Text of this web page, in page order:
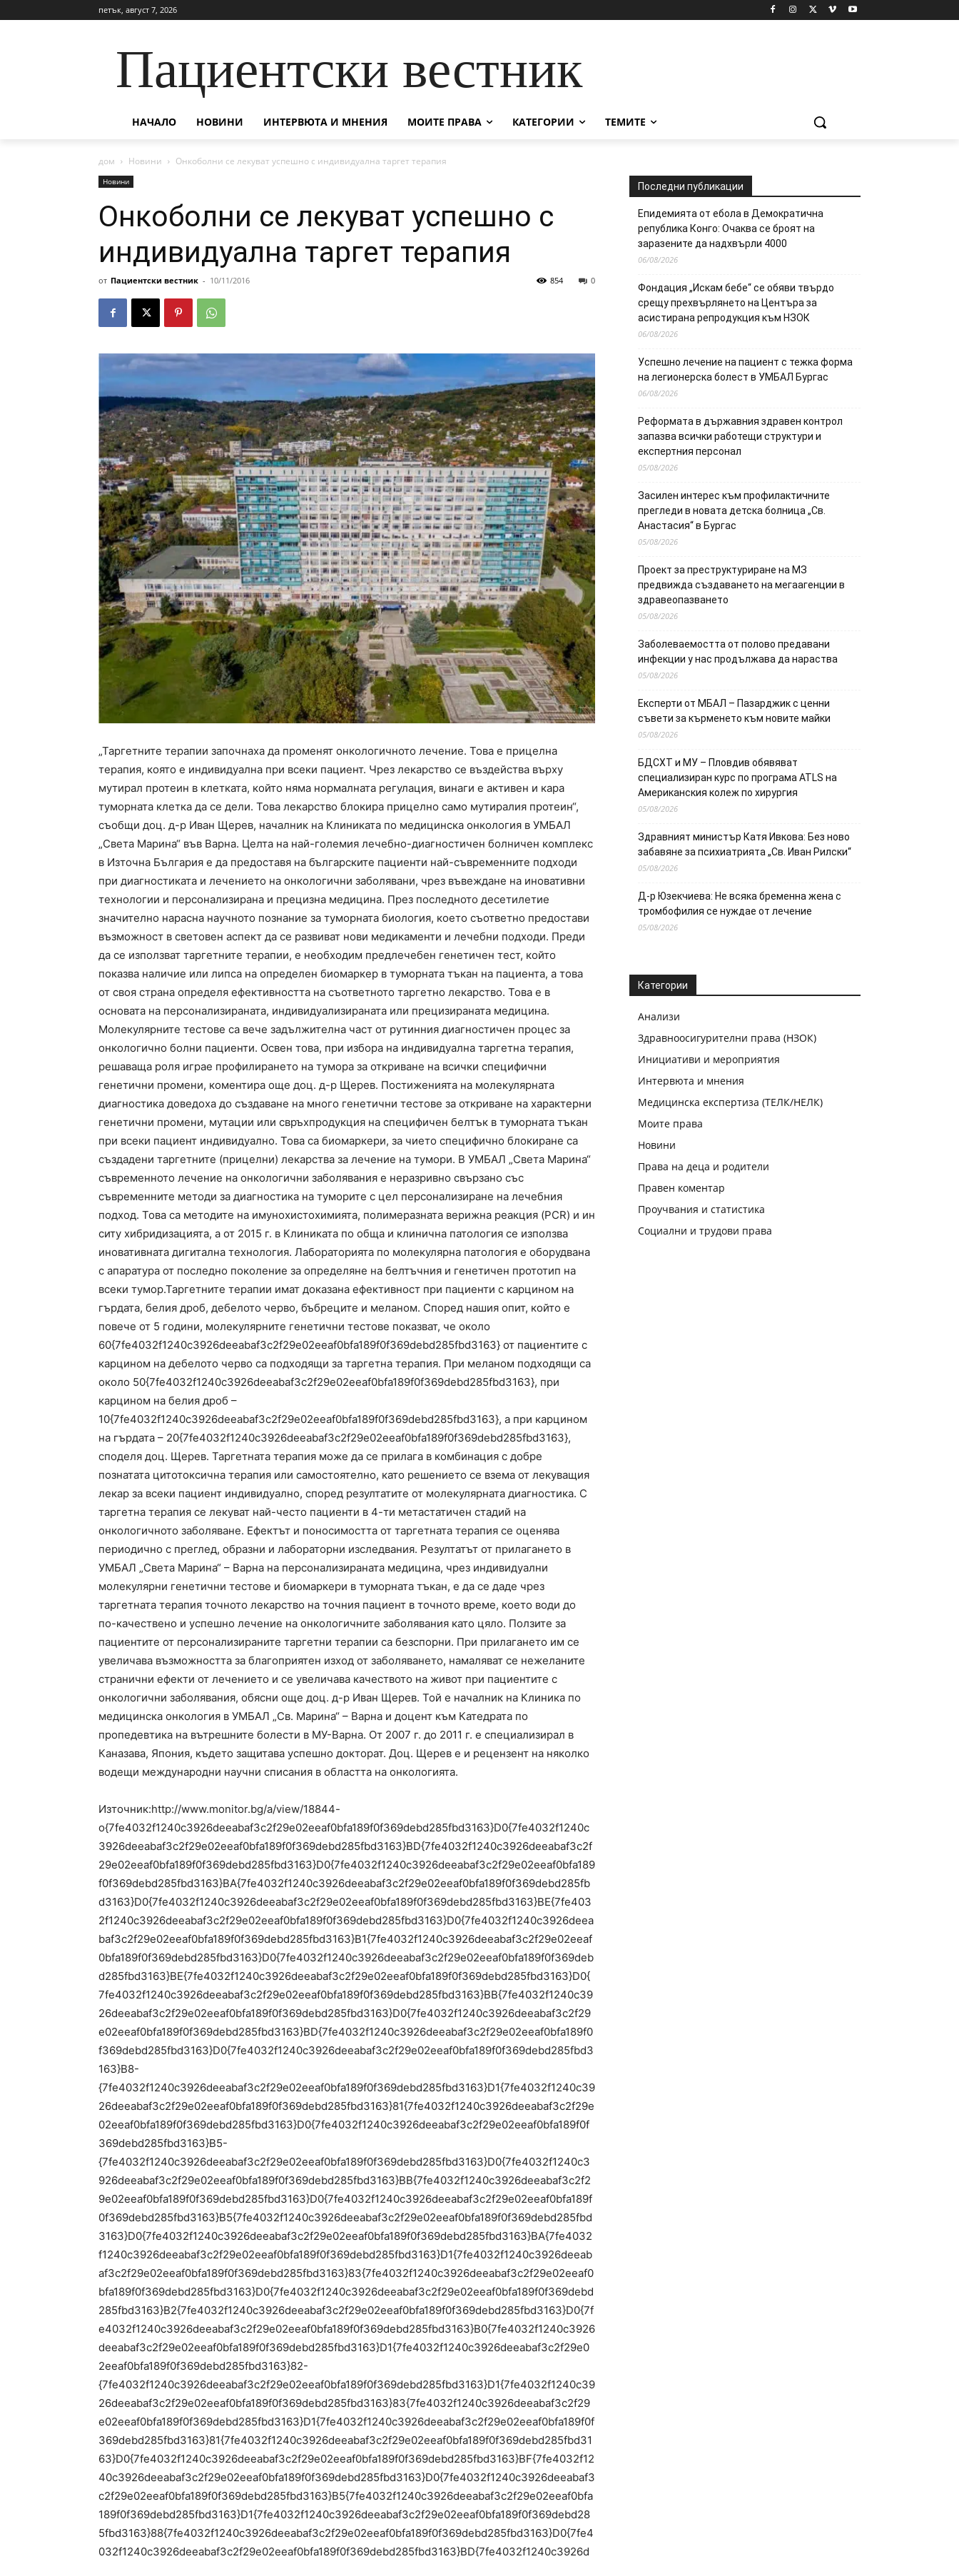
петък, август 7, 2026
Пациентски вестник
НАЧАЛО НОВИНИ ИНТЕРВЮТА И МНЕНИЯ МОИТЕ ПРАВА КАТЕГОРИИ ТЕМИТЕ
дом Новини Oнкоболни се лекуват успешно с индивидуална таргет терапия
Новини
Oнкоболни се лекуват успешно с
индивидуална таргет терапия
от Пациентски вестник - 10/11/2016 0
854
„Таргетните терапии започнаха да променят онкологичното лечение. Това е прицелна
терапия, която е индивидуална при всеки пациент. Чрез лекарство се въздейства върху
мутирал протеин в клетката, който няма нормалната регулация, винаги е активен и кара
туморната клетка да се дели. Това лекарство блокира прицелно само мутиралия протеин“,
съобщи доц. д-р Иван Щерев, началник на Клиниката по медицинска онкология в УМБАЛ
„Света Марина“ във Варна. Целта на най-големия лечебно-диагностичен болничен комплекс
в Източна България е да предоставя на българските пациенти най-съвременните подходи
при диагностиката и лечението на онкологични заболявани, чрез въвеждане на иновативни
технологии и персонализирана и прецизна медицина. През последното десетилетие
значително нарасна научното познание за туморната биология, което съответно предостави
възможност в световен аспект да се развиват нови медикаменти и лечебни подходи. Преди
да се използват таргетните терапии, е необходим предлечебен генетичен тест, който
показва наличие или липса на определен биомаркер в туморната тъкан на пациента, а това
от своя страна определя ефективността на съответното таргетно лекарство. Това е в
основата на персонализираната, индивидуализираната или прецизираната медицина.
Молекулярните тестове са вече задължителна част от рутинния диагностичен процес за
онкологично болни пациенти. Освен това, при избора на индивидуална таргетна терапия,
решаваща роля играе профилирането на тумора за откриване на всички специфични
генетични промени, коментира още доц. д-р Щерев. Постиженията на молекулярната
диагностика доведоха до създаване на много генетични тестове за откриване на характерни
генетични промени, мутации или свръхпродукция на специфичен белтък в туморната тъкан
при всеки пациент индивидуално. Това са биомаркери, за чието специфично блокиране са
създадени таргетните (прицелни) лекарства за лечение на тумори. В УМБАЛ „Света Марина“
съвременното лечение на онкологични заболявания е неразривно свързано със
съвременните методи за диагностика на туморите с цел персонализиране на лечебния
подход. Това са методите на имунохистохимията, полимеразната верижна реакция (PCR) и ин
ситу хибридизацията, а от 2015 г. в Клиниката по обща и клинична патология се използва
иновативната дигитална технология. Лабораторията по молекулярна патология е оборудвана
с апаратура от последно поколение за определяне на белтъчния и генетичен прототип на
всеки тумор.Таргетните терапии имат доказана ефективност при пациенти с карцином на
гърдата, белия дроб, дебелото черво, бъбреците и меланом. Според нашия опит, който е
повече от 5 години, молекулярните генетични тестове показват, че около
60{7fe4032f1240c3926deeabaf3c2f29e02eeaf0bfa189f0f369debd285fbd3163} от пациентите с
карцином на дебелото черво са подходящи за таргетна терапия. При меланом подходящи са
около 50{7fe4032f1240c3926deeabaf3c2f29e02eeaf0bfa189f0f369debd285fbd3163}, при
карцином на белия дроб –
10{7fe4032f1240c3926deeabaf3c2f29e02eeaf0bfa189f0f369debd285fbd3163}, а при карцином
на гърдата – 20{7fe4032f1240c3926deeabaf3c2f29e02eeaf0bfa189f0f369debd285fbd3163},
споделя доц. Щерев. Таргетната терапия може да се прилага в комбинация с добре
познатата цитотоксична терапия или самостоятелно, като решението се взема от лекуващия
лекар за всеки пациент индивидуално, според резултатите от молекулярната диагностика. С
таргетна терапия се лекуват най-често пациенти в 4-ти метастатичен стадий на
онкологичното заболяване. Ефектът и поносимостта от таргетната терапия се оценява
периодично с преглед, образни и лабораторни изследвания. Резултатът от прилагането в
УМБАЛ „Света Марина“ – Варна на персонализираната медицина, чрез индивидуални
молекулярни генетични тестове и биомаркери в туморната тъкан, е да се даде чрез
таргетната терапия точното лекарство на точния пациент в точното време, което води до
по-качествено и успешно лечение на онкологичните заболявания като цяло. Ползите за
пациентите от персонализираните таргетни терапии са безспорни. При прилагането им се
увеличава възможността за благоприятен изход от заболяването, намаляват се нежеланите
странични ефекти от лечението и се увеличава качеството на живот при пациентите с
онкологични заболявания, обясни още доц. д-р Иван Щерев. Той е началник на Клиника по
медицинска онкология в УМБАЛ „Св. Марина“ – Варна и доцент към Катедрата по
пропедевтика на вътрешните болести в МУ-Варна. От 2007 г. до 2011 г. е специализирал в
Каназава, Япония, където защитава успешно докторат. Доц. Щерев е и рецензент на няколко
водещи международни научни списания в областта на онкологията.
Източник:http://www.monitor.bg/a/view/18844-
o{7fe4032f1240c3926deeabaf3c2f29e02eeaf0bfa189f0f369debd285fbd3163}D0{7fe4032f1240c
3926deeabaf3c2f29e02eeaf0bfa189f0f369debd285fbd3163}BD{7fe4032f1240c3926deeabaf3c2f
29e02eeaf0bfa189f0f369debd285fbd3163}D0{7fe4032f1240c3926deeabaf3c2f29e02eeaf0bfa189
f0f369debd285fbd3163}BA{7fe4032f1240c3926deeabaf3c2f29e02eeaf0bfa189f0f369debd285fb
d3163}D0{7fe4032f1240c3926deeabaf3c2f29e02eeaf0bfa189f0f369debd285fbd3163}BE{7fe403
2f1240c3926deeabaf3c2f29e02eeaf0bfa189f0f369debd285fbd3163}D0{7fe4032f1240c3926deea
baf3c2f29e02eeaf0bfa189f0f369debd285fbd3163}B1{7fe4032f1240c3926deeabaf3c2f29e02eeaf
0bfa189f0f369debd285fbd3163}D0{7fe4032f1240c3926deeabaf3c2f29e02eeaf0bfa189f0f369deb
d285fbd3163}BE{7fe4032f1240c3926deeabaf3c2f29e02eeaf0bfa189f0f369debd285fbd3163}D0{
7fe4032f1240c3926deeabaf3c2f29e02eeaf0bfa189f0f369debd285fbd3163}BB{7fe4032f1240c39
26deeabaf3c2f29e02eeaf0bfa189f0f369debd285fbd3163}D0{7fe4032f1240c3926deeabaf3c2f29
e02eeaf0bfa189f0f369debd285fbd3163}BD{7fe4032f1240c3926deeabaf3c2f29e02eeaf0bfa189f0
f369debd285fbd3163}D0{7fe4032f1240c3926deeabaf3c2f29e02eeaf0bfa189f0f369debd285fbd3
163}B8-
{7fe4032f1240c3926deeabaf3c2f29e02eeaf0bfa189f0f369debd285fbd3163}D1{7fe4032f1240c39
26deeabaf3c2f29e02eeaf0bfa189f0f369debd285fbd3163}81{7fe4032f1240c3926deeabaf3c2f29e
02eeaf0bfa189f0f369debd285fbd3163}D0{7fe4032f1240c3926deeabaf3c2f29e02eeaf0bfa189f0f
369debd285fbd3163}B5-
{7fe4032f1240c3926deeabaf3c2f29e02eeaf0bfa189f0f369debd285fbd3163}D0{7fe4032f1240c3
926deeabaf3c2f29e02eeaf0bfa189f0f369debd285fbd3163}BB{7fe4032f1240c3926deeabaf3c2f2
9e02eeaf0bfa189f0f369debd285fbd3163}D0{7fe4032f1240c3926deeabaf3c2f29e02eeaf0bfa189f
0f369debd285fbd3163}B5{7fe4032f1240c3926deeabaf3c2f29e02eeaf0bfa189f0f369debd285fbd
3163}D0{7fe4032f1240c3926deeabaf3c2f29e02eeaf0bfa189f0f369debd285fbd3163}BA{7fe4032
f1240c3926deeabaf3c2f29e02eeaf0bfa189f0f369debd285fbd3163}D1{7fe4032f1240c3926deeab
af3c2f29e02eeaf0bfa189f0f369debd285fbd3163}83{7fe4032f1240c3926deeabaf3c2f29e02eeaf0
bfa189f0f369debd285fbd3163}D0{7fe4032f1240c3926deeabaf3c2f29e02eeaf0bfa189f0f369debd
285fbd3163}B2{7fe4032f1240c3926deeabaf3c2f29e02eeaf0bfa189f0f369debd285fbd3163}D0{7f
e4032f1240c3926deeabaf3c2f29e02eeaf0bfa189f0f369debd285fbd3163}B0{7fe4032f1240c3926
deeabaf3c2f29e02eeaf0bfa189f0f369debd285fbd3163}D1{7fe4032f1240c3926deeabaf3c2f29e0
2eeaf0bfa189f0f369debd285fbd3163}82-
{7fe4032f1240c3926deeabaf3c2f29e02eeaf0bfa189f0f369debd285fbd3163}D1{7fe4032f1240c39
26deeabaf3c2f29e02eeaf0bfa189f0f369debd285fbd3163}83{7fe4032f1240c3926deeabaf3c2f29
e02eeaf0bfa189f0f369debd285fbd3163}D1{7fe4032f1240c3926deeabaf3c2f29e02eeaf0bfa189f0f
369debd285fbd3163}81{7fe4032f1240c3926deeabaf3c2f29e02eeaf0bfa189f0f369debd285fbd31
63}D0{7fe4032f1240c3926deeabaf3c2f29e02eeaf0bfa189f0f369debd285fbd3163}BF{7fe4032f12
40c3926deeabaf3c2f29e02eeaf0bfa189f0f369debd285fbd3163}D0{7fe4032f1240c3926deeabaf3
c2f29e02eeaf0bfa189f0f369debd285fbd3163}B5{7fe4032f1240c3926deeabaf3c2f29e02eeaf0bfa
189f0f369debd285fbd3163}D1{7fe4032f1240c3926deeabaf3c2f29e02eeaf0bfa189f0f369debd28
5fbd3163}88{7fe4032f1240c3926deeabaf3c2f29e02eeaf0bfa189f0f369debd285fbd3163}D0{7fe4
032f1240c3926deeabaf3c2f29e02eeaf0bfa189f0f369debd285fbd3163}BD{7fe4032f1240c3926d
Последни публикации
Епидемията от ебола в Демократична
република Конго: Очаква се броят на
заразените да надхвърли 4000
06/08/2026
Фондация „Искам бебе“ се обяви твърдо
срещу прехвърлянето на Центъра за
асистирана репродукция към НЗОК
06/08/2026
Успешно лечение на пациент с тежка форма
на легионерска болест в УМБАЛ Бургас
06/08/2026
Реформата в държавния здравен контрол
запазва всички работещи структури и
експертния персонал
05/08/2026
Засилен интерес към профилактичните
прегледи в новата детска болница „Св.
Анастасия“ в Бургас
05/08/2026
Проект за преструктуриране на МЗ
предвижда създаването на мегаагенции в
здравеопазването
05/08/2026
Заболеваемостта от полово предавани
инфекции у нас продължава да нараства
05/08/2026
Експерти от МБАЛ – Пазарджик с ценни
съвети за кърменето към новите майки
05/08/2026
БДСХТ и МУ – Пловдив обявяват
специализиран курс по програма ATLS на
Американския колеж по хирургия
05/08/2026
Здравният министър Катя Ивкова: Без ново
забавяне за психиатрията „Св. Иван Рилски“
05/08/2026
Д-р Юзекчиева: Не всяка бременна жена с
тромбофилия се нуждае от лечение
05/08/2026
Категории
Анализи
Здравноосигурителни права (НЗОК)
Инициативи и мероприятия
Интервюта и мнения
Медицинска експертиза (ТЕЛК/НЕЛК)
Моите права
Новини
Права на деца и родители
Правен коментар
Проучвания и статистика
Социални и трудови права